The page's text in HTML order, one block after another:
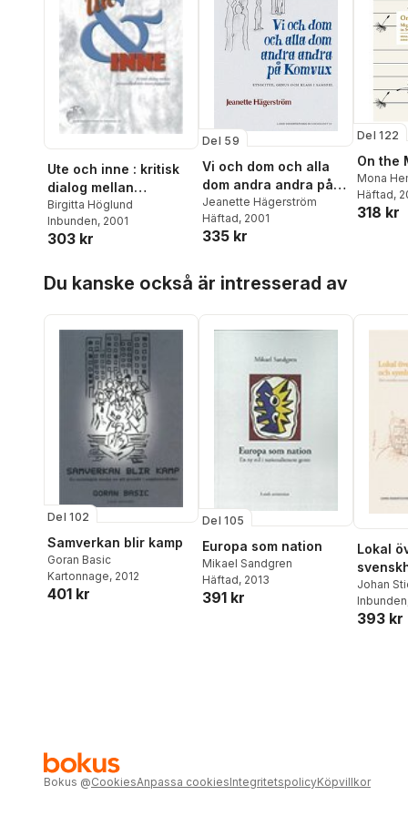
Jennie Maley,Charlotte
Olsson,Gun Paulsson,
Skogman
Natalia
Stambulova,Ove
Svensson Magnus
Tideman
Karin Weman
Josefsson
, Kristina Ziegert
Ute och inne : kritisk
dialog mellan
personalkollektiv inom
psykiatrin
Birgitta Höglund
Inbunden, 2001
303 kr
Del 59
Vi och dom och alla
dom andra andra på
Komvux : etnicitet,
genus och klass i
samspel
Jeanette Hägerström
Häftad, 2001
335 kr
Del 122
On the
Mona
Häftad,
318 kr
Du kanske också är intresserad av
Del 102
Samverkan blir kamp
Goran Basic
Kartonnage, 2012
401 kr
Del 105
Europa som nation
Mikael Sandgren
Häftad, 2013
391 kr
Lokal
Madrid
Johan
Inbunden
393 kr
Bokus @CookiesAnpassa cookiesIntegritetspolicyKöpvillkor